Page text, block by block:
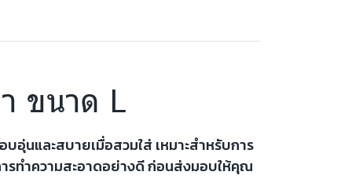
ขนาด L
อุ่นและสบายเมื่อสวมใส่ เหมาะสำหรับการ
รทำความสะอาดอย่างดี ก่อนส่งมอบให้คุณ